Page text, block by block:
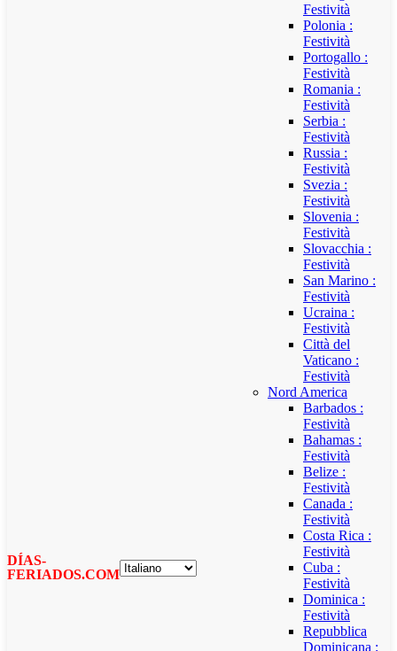
DÍAS-
FERIADOS.COM
Festività
Polonia :
Festività
Portogallo :
Festività
Romania :
Festività
Serbia :
Festività
Russia :
Festività
Svezia :
Festività
Slovenia :
Festività
Slovacchia :
Festività
San Marino :
Festività
Ucraina :
Festività
Città del
Vaticano :
Festività
Nord America
Barbados :
Festività
Bahamas :
Festività
Belize :
Festività
Canada :
Festività
Costa Rica :
Festività
Cuba :
Festività
Dominica :
Festività
Repubblica
Dominicana :